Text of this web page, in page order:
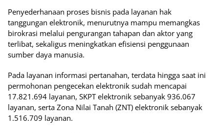
Penyederhanaan proses bisnis pada layanan hak
tanggungan elektronik, menurutnya mampu memangkas
birokrasi melalui pengurangan tahapan dan aktor yang
terlibat, sekaligus meningkatkan efisiensi penggunaan
sumber daya manusia.
Pada layanan informasi pertanahan, terdata hingga saat ini
permohonan pengecekan elektronik sudah mencapai
17.821.694 layanan, SKPT elektronik sebanyak 936.067
layanan, serta Zona Nilai Tanah (ZNT) elektronik sebanyak
1.516.709 layanan.